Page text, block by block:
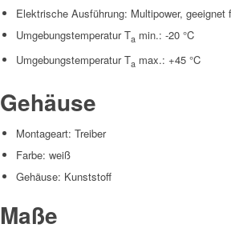
Elektrische Ausführung: Multipower,
Umgebungstemperatur Ta min.: -20 °C
Umgebungstemperatur Ta max.: +45 °C
Gehäuse
Montageart: Treiber
Farbe: weiß
Gehäuse: Kunststoff
Maße